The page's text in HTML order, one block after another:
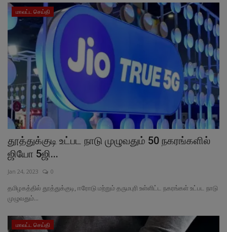
மாவட்ட செய்தி
தூத்துக்குடி உட்பட நாடு முழுவதும் 50 நகரங்களில்
ஜியோ 5ஜி...
Jan 24, 2023 0
தமிழகத்தில் தூத்துக்குடி, ஈரோடு மற்றும் தருமபுரி உள்ளிட்ட நகரங்கள் உட்பட நாடு
முழுவதும்...
மாவட்ட செய்தி